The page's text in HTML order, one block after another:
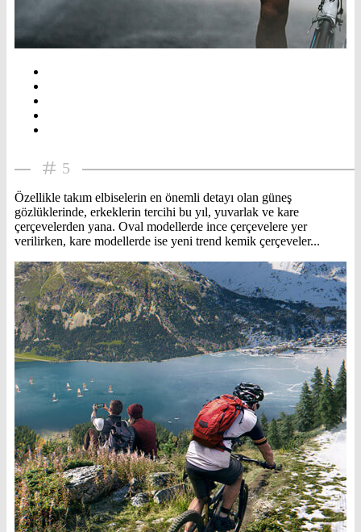
5
Özellikle takım elbiselerin en önemli detayı olan güneş
gözlüklerinde, erkeklerin tercihi bu yıl, yuvarlak ve kare
çerçevelerden yana. Oval modellerde ince çerçevelere yer
verilirken, kare modellerde ise yeni trend kemik çerçeveler...